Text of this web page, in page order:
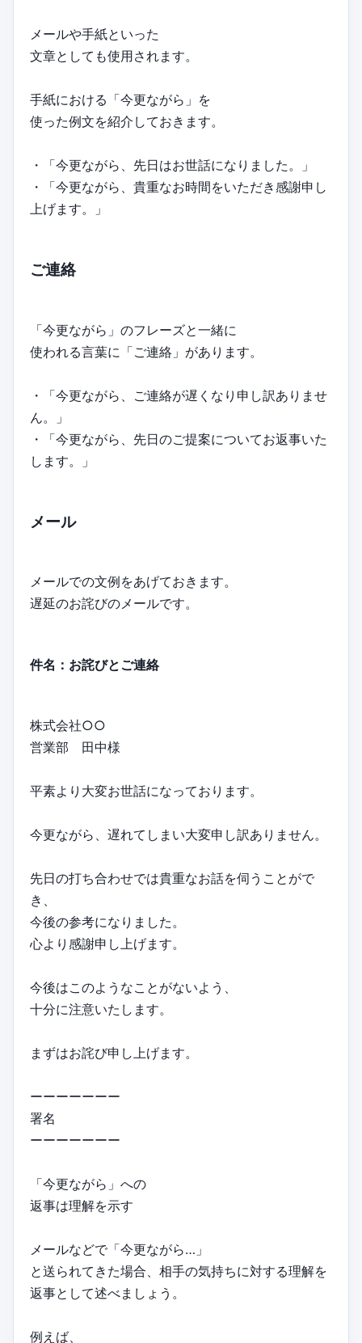
メールや手紙といった
文章としても使用されます。
手紙における「今更ながら」を
使った例文を紹介しておきます。
・「今更ながら、先日はお世話になりました。」
・「今更ながら、貴重なお時間をいただき感謝申し
上げます。」
ご連絡
「今更ながら」のフレーズと一緒に
使われる言葉に「ご連絡」があります。
・「今更ながら、ご連絡が遅くなり申し訳ありませ
ん。」
・「今更ながら、先日のご提案についてお返事いた
します。」
メール
メールでの文例をあげておきます。
遅延のお詫びのメールです。
件名：お詫びとご連絡
株式会社○○
営業部 田中様
平素より大変お世話になっております。
今更ながら、遅れてしまい大変申し訳ありません。
先日の打ち合わせでは貴重なお話を伺うことがで
き、
今後の参考になりました。
心より感謝申し上げます。
今後はこのようなことがないよう、
十分に注意いたします。
まずはお詫び申し上げます。
ーーーーーーー
署名
ーーーーーーー
「今更ながら」への
返事は理解を示す
メールなどで「今更ながら…」
と送られてきた場合、相手の気持ちに対する理解を
返事として述べましょう。
例えば、